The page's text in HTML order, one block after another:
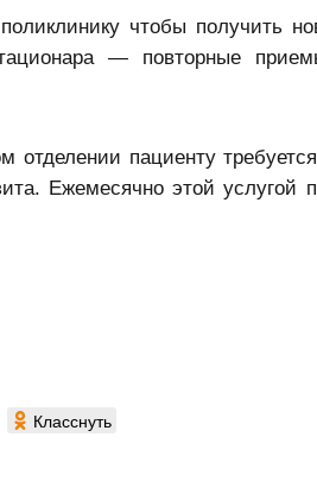
чтобы получить
— повторные
отделении пациенту
Ежемесячно этой услугой
Класснуть